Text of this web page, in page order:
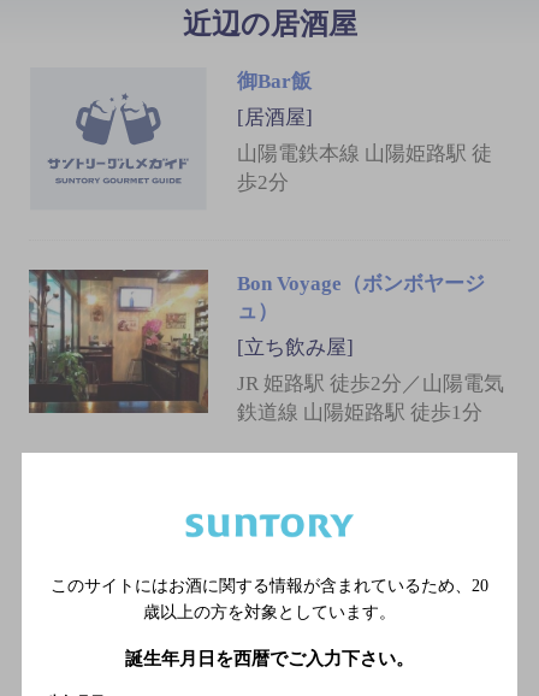
近辺の居酒屋
御Bar飯
[居酒屋]
山陽電鉄本線 山陽姫路駅 徒
歩2分
Bon Voyage（ボンボヤージ
ュ）
[立ち飲み屋]
JR 姫路駅 徒歩2分／山陽電気
鉄道線 山陽姫路駅 徒歩1分
[居酒屋]
山陽電鉄本線 山陽姫路駅／
ＪＲ播但線 姫路駅／ＪＲ姫
線 姫路駅／ＪＲ神戸線 姫
このサイトにはお酒に関する情報が含まれているため、 20
歳以上の方を対象としています。
誕生年月日を西暦でご入力下さい。